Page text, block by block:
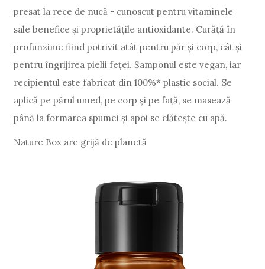
presat la rece de nucă - cunoscut pentru vitaminele
sale benefice și proprietățile antioxidante. Curăță în
profunzime fiind potrivit atât pentru păr și corp, cât și
pentru îngrijirea pielii feței. Șamponul este vegan, iar
recipientul este fabricat din 100%* plastic social. Se
aplică pe părul umed, pe corp și pe față, se masează
până la formarea spumei și apoi se clătește cu apă.
Nature Box are grijă de planetă